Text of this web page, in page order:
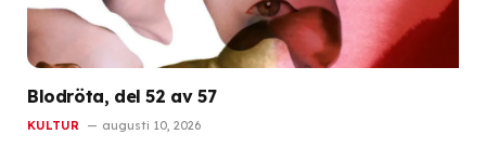
Blodröta, del 52 av 57
KULTUR augusti 10, 2026